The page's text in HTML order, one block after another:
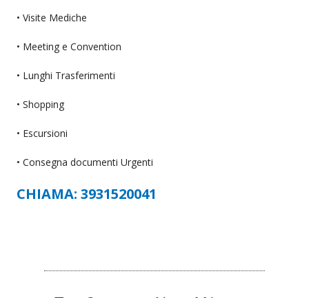
• Visite Mediche
• Meeting e Convention
• Lunghi Trasferimenti
• Shopping
• Escursioni
• Consegna documenti Urgenti
CHIAMA: 3931520041